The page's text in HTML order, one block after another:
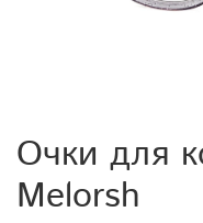
Очки для
Melorsh